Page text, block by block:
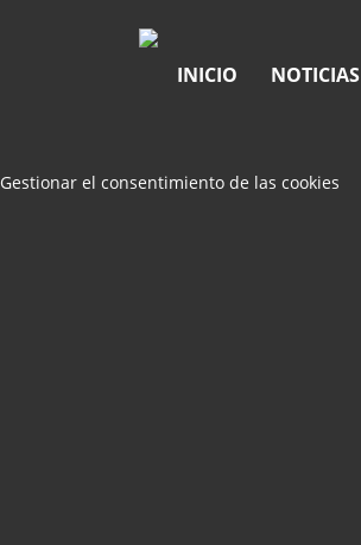
INICIO NOTICIAS
Gestionar el consentimiento de las cookies